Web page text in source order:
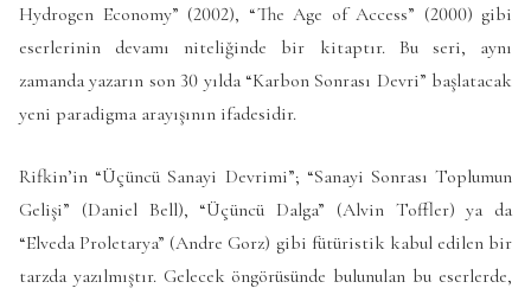
Hydrogen Economy” (2002), “The Age of Access” (2000) gibi
eserlerinin devamı niteliğinde bir kitaptır. Bu seri, aynı
zamanda yazarın son 30 yılda “Karbon Sonrası Devri” başlatacak
yeni paradigma arayışının ifadesidir.
Rifkin’in “Üçüncü Sanayi Devrimi”; “Sanayi Sonrası Toplumun
Gelişi” (Daniel Bell), “Üçüncü Dalga” (Alvin Toffler) ya da
“Elveda Proletarya” (Andre Gorz) gibi fütüristik kabul edilen bir
tarzda yazılmıştır. Gelecek öngörüsünde bulunulan bu eserlerde,